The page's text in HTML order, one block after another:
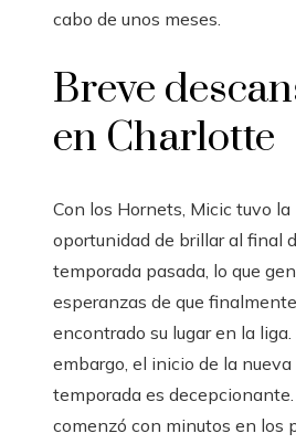
cabo de unos meses.
Breve
en Charlotte
Con los Hornets, Micic tuvo la
oportunidad de brillar al final
temporada pasada, lo que
esperanzas de que
encontrado su lugar en la liga.
embargo, el inicio de la nueva
temporada es
comenzó con minutos en los